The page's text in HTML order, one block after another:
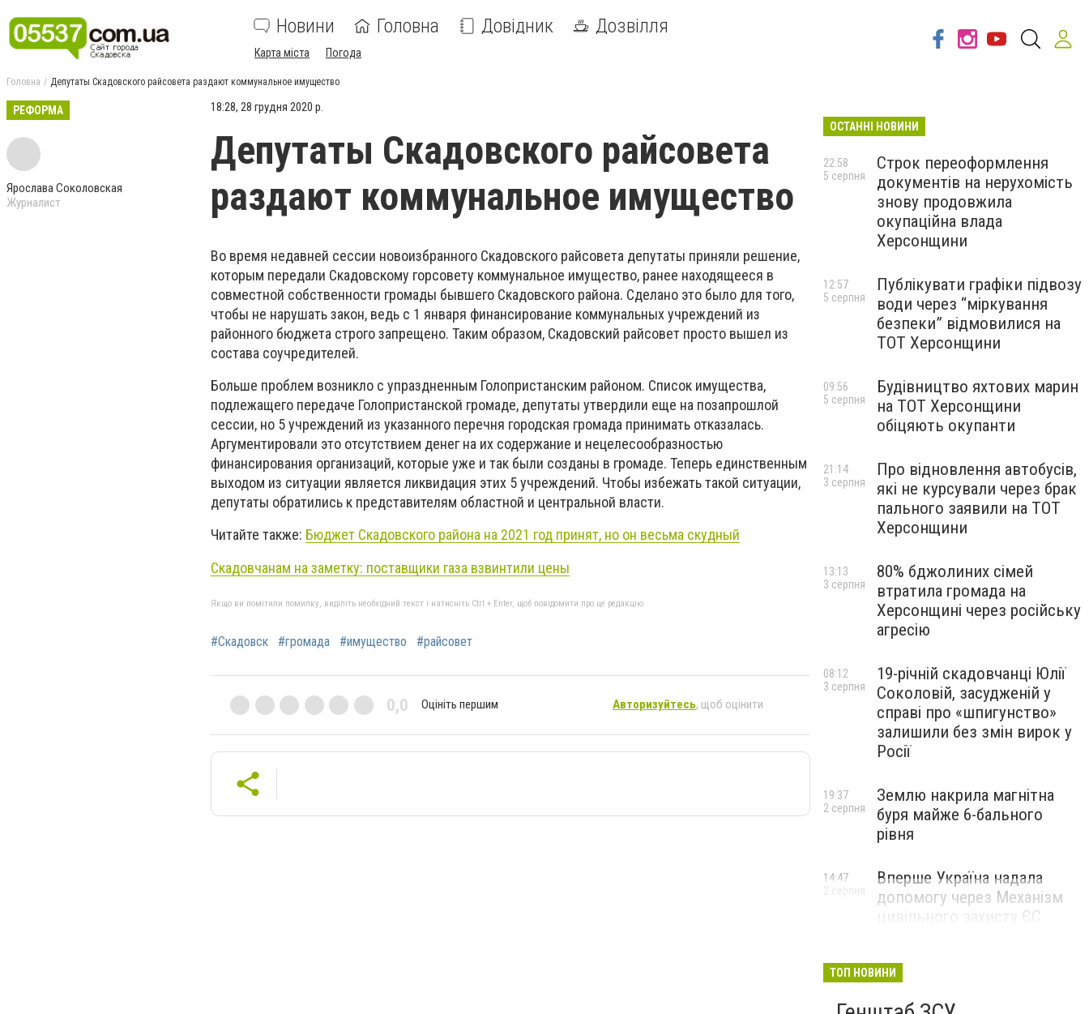
Новини Головна Довідник Дозвілля
Карта міста Погода
Головна Депутаты Скадовского райсовета раздают коммунальное имущество
РЕФОРМА
Ярослава Соколовская
Журналист
18:28, 28 грудня 2020 р.
Депутаты Скадовского райсовета
раздают коммунальное имущество
Во время недавней сессии новоизбранного Скадовского райсовета депутаты приняли решение,
которым передали Скадовскому горсовету коммунальное имущество, ранее находящееся в
совместной собственности громады бывшего Скадовского района. Сделано это было для того,
чтобы не нарушать закон, ведь с 1 января финансирование коммунальных учреждений из
районного бюджета строго запрещено. Таким образом, Скадовский райсовет просто вышел из
состава соучредителей.
Больше проблем возникло с упраздненным Голопристанским районом. Список имущества,
подлежащего передаче Голопристанской громаде, депутаты утвердили еще на позапрошлой
сессии, но 5 учреждений из указанного перечня городская громада принимать отказалась.
Аргументировали это отсутствием денег на их содержание и нецелесообразностью
финансирования организаций, которые уже и так были созданы в громаде. Теперь единственным
выходом из ситуации является ликвидация этих 5 учреждений. Чтобы избежать такой ситуации,
депутаты обратились к представителям областной и центральной власти.
Читайте также: Бюджет Скадовского района на 2021 год принят, но он весьма скудный
Скадовчанам на заметку: поставщики газа взвинтили цены
Якщо ви помітили помилку, виділіть необхідний текст і натисніть Ctrl + Enter, щоб повідомити про це редакцію
#Скадовск #громада #имущество #райсовет
0,0 Оцініть першим Авторизуйтесь, щоб оцінити
ОСТАННІ НОВИНИ
Строк переоформлення
документів на нерухомість
знову продовжила
окупаційна влада
Херсонщини
22:58
5 серпня
Публікувати графіки підвозу
води через “міркування
безпеки” відмовилися на
ТОТ Херсонщини
12:57
5 серпня
Будівництво яхтових марин
на ТОТ Херсонщини
обіцяють окупанти
09:56
5 серпня
Про відновлення автобусів,
які не курсували через брак
пального заявили на ТОТ
Херсонщини
21:14
3 серпня
80% бджолиних сімей
втратила громада на
Херсонщині через російську
агресію
13:13
3 серпня
19-річній скадовчанці Юлії
Соколовій, засудженій у
справі про «шпигунство»
залишили без змін вирок у
Росії
08:12
3 серпня
Землю накрила магнітна
буря майже 6-бального
рівня
19:37
2 серпня
Вперше Україна надала
допомогу через Механізм
цивільного захисту ЄС
14:47
2 серпня
ТОП НОВИНИ